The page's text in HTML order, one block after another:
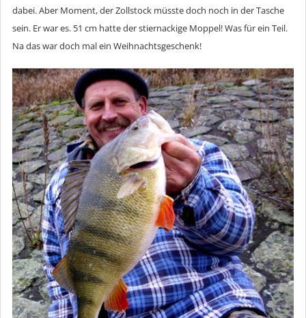
dabei. Aber Moment, der Zollstock müsste doch noch in der Tasche
sein. Er war es. 51 cm hatte der stiernackige Moppel! Was für ein Teil.
Na das war doch mal ein Weihnachtsgeschenk!